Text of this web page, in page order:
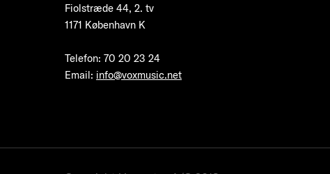
Fiolstræde 44, 2. tv
1171 København K
Telefon: 70 20 23 24
Email: info@voxmusic.net